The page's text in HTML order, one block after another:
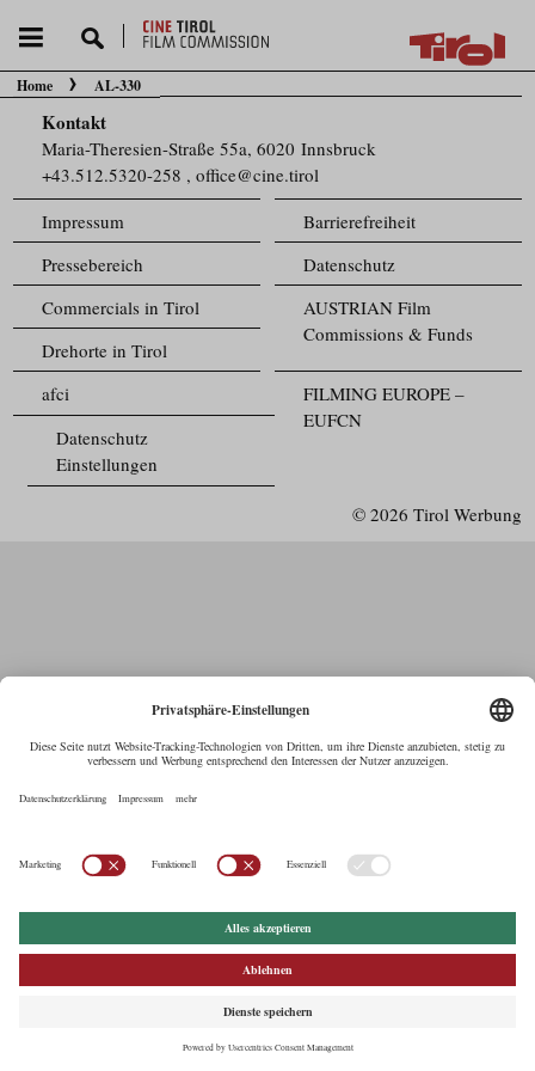
Sie befinden sich hier:
Home AL-330
Kontakt
Maria-Theresien-Straße 55a, 6020 Innsbruck
+43.512.5320-258 ,office@cine.tirol
Impressum
Barrierefreiheit
Pressebereich
Datenschutz
Commercials in Tirol
AUSTRIAN Film
Commissions & Funds
Drehorte in Tirol
FILMING EUROPE –
EUFCN
afci
Datenschutz
Einstellungen
© 2026 Tirol Werbung